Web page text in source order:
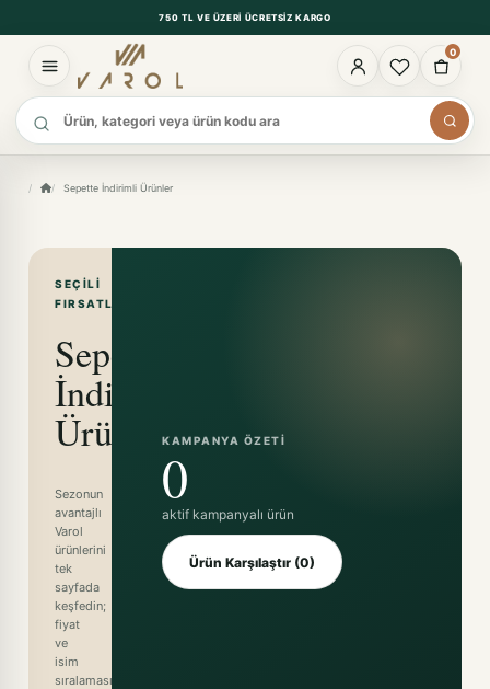
750 TL VE ÜZERI ÜCRETSIZ KARGO
0
Ürün ara
Sepette İndirimli Ürünler
SEÇILI
FIRSATLAR
Sepette
İndirimli
Ürünler
Sezonun
avantajlı
Varol
ürünlerini
tek
sayfada
keşfedin;
fiyat
ve
isim
sıralamasıyla
KAMPANYA ÖZETI
0
aktif kampanyalı ürün
Ürün Karşılaştır (0)